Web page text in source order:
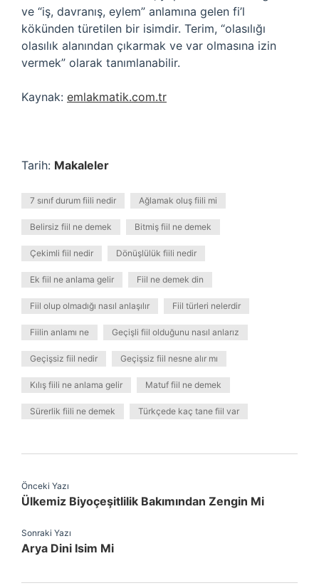
ve “iş, davranış, eylem” anlamına gelen fi’l
kökünden türetilen bir isimdir. Terim, “olasılığı
olasılık alanından çıkarmak ve var olmasına izin
vermek” olarak tanımlanabilir.
Kaynak: emlakmatik.com.tr
Tarih: Makaleler
7 sınıf durum fiili nedir Ağlamak oluş fiili mi
Belirsiz fiil ne demek Bitmiş fiil ne demek
Çekimli fiil nedir Dönüşlülük fiili nedir
Ek fiil ne anlama gelir Fiil ne demek din
Fiil olup olmadığı nasıl anlaşılır Fiil türleri nelerdir
Fiilin anlamı ne Geçişli fiil olduğunu nasıl anlarız
Geçişsiz fiil nedir Geçişsiz fiil nesne alır mı
Kılış fiili ne anlama gelir Matuf fiil ne demek
Sürerlik fiili ne demek Türkçede kaç tane fiil var
Önceki Yazı
Ülkemiz Biyoçeşitlilik Bakımından Zengin Mi
Sonraki Yazı
Arya Dini Isim Mi